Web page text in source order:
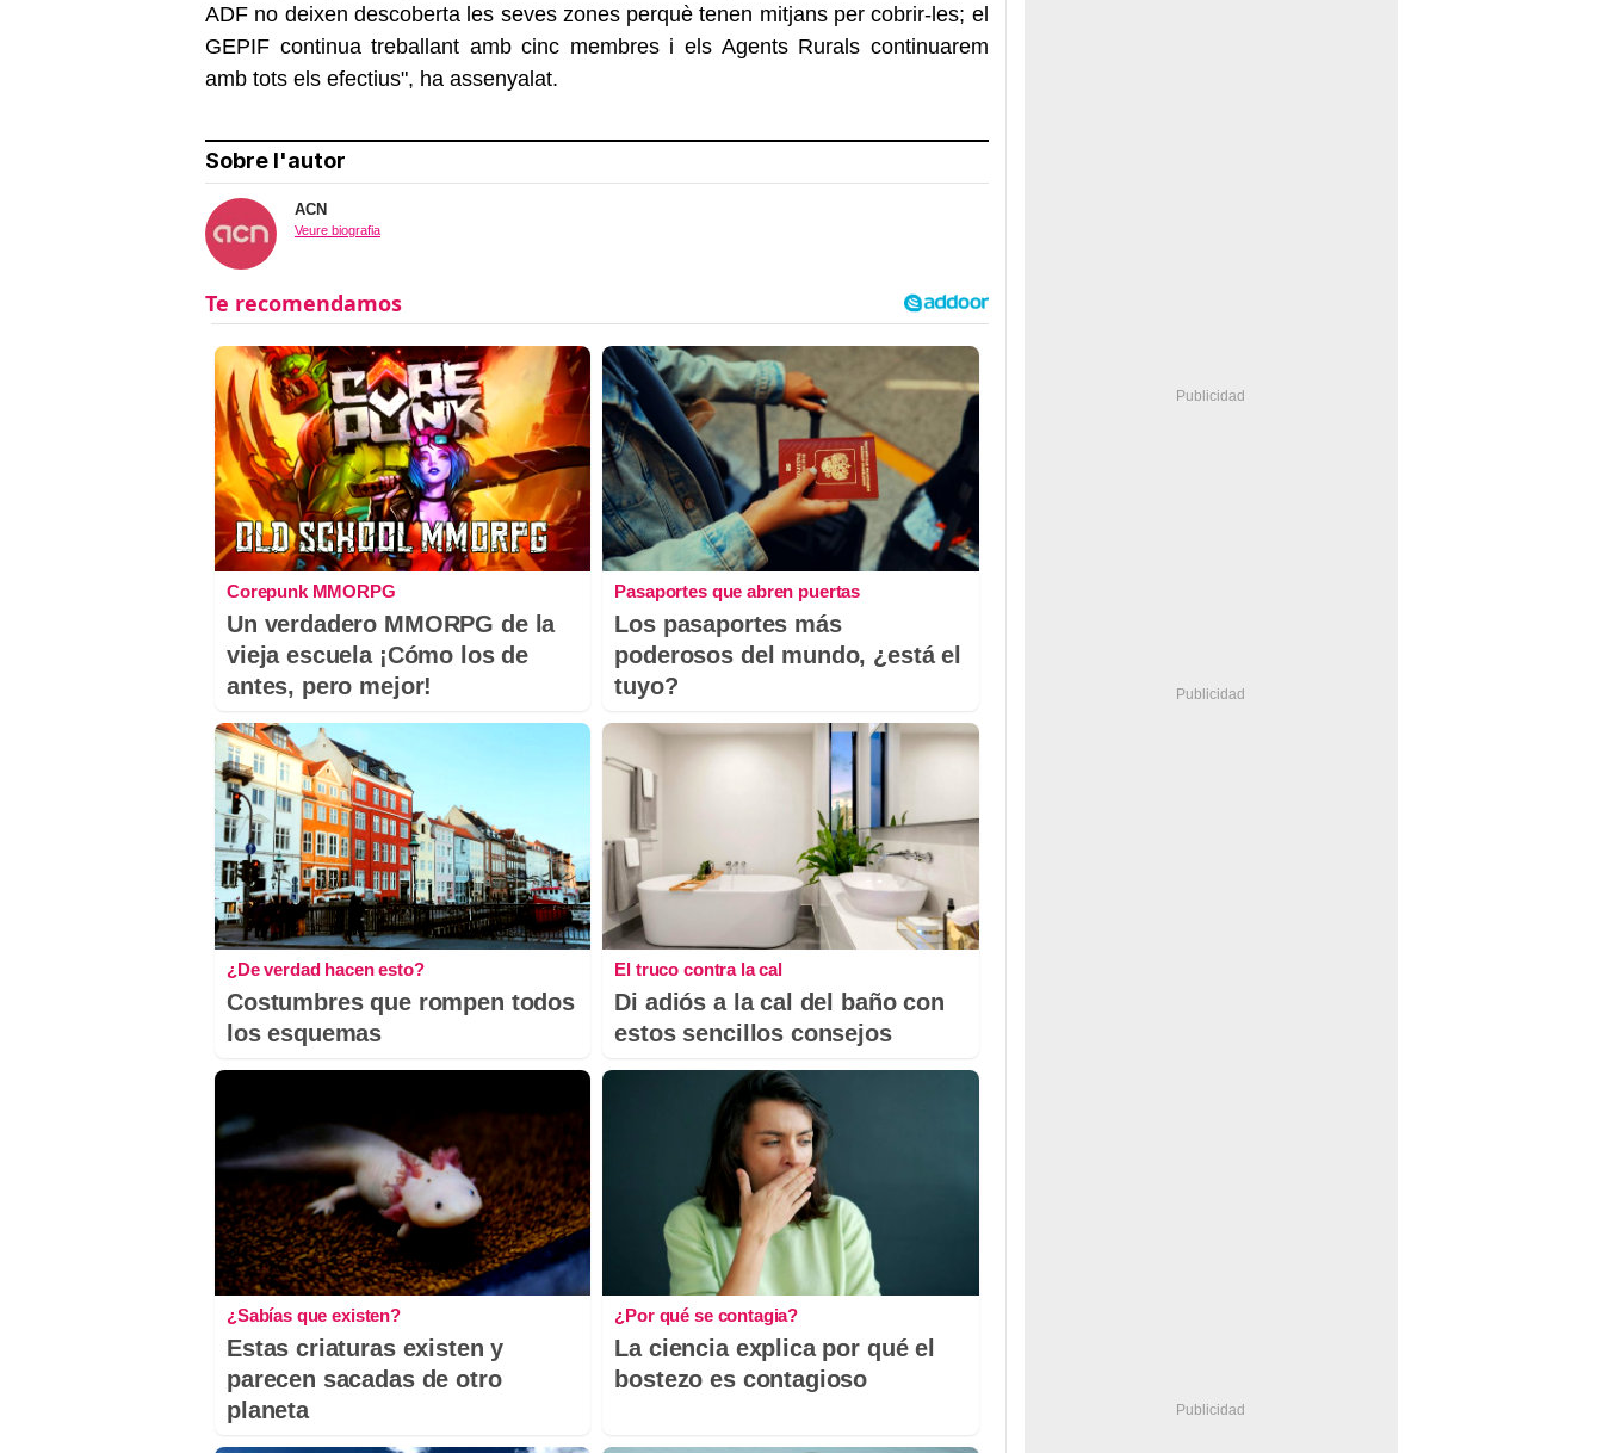
ADF no deixen descoberta les seves zones perquè tenen mitjans per cobrir-les; el
GEPIF continua treballant amb cinc membres i els Agents Rurals continuarem
amb tots els efectius", ha assenyalat.
Sobre l'autor
ACN
Veure biografia
Corepunk MMORPG
Un verdadero MMORPG de la
vieja escuela ¡Cómo los de
antes, pero mejor!
Pasaportes que abren puertas
Los pasaportes más
poderosos del mundo, ¿está el
tuyo?
¿De verdad hacen esto?
Costumbres que rompen todos
los esquemas
El truco contra la cal
Di adiós a la cal del baño con
estos sencillos consejos
¿Sabías que existen?
Estas criaturas existen y
parecen sacadas de otro
planeta
¿Por qué se contagia?
La ciencia explica por qué el
bostezo es contagioso